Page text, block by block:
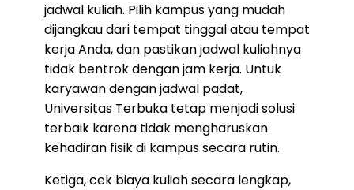
jadwal kuliah. Pilih kampus yang mudah
dijangkau dari tempat tinggal atau tempat
kerja Anda, dan pastikan jadwal kuliahnya
tidak bentrok dengan jam kerja. Untuk
karyawan dengan jadwal padat,
Universitas Terbuka tetap menjadi solusi
terbaik karena tidak mengharuskan
kehadiran fisik di kampus secara rutin.
Ketiga, cek biaya kuliah secara lengkap,